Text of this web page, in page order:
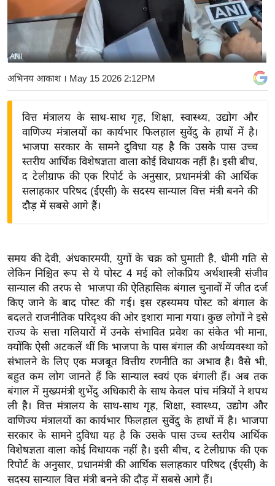
र्रा
ष्ट्री
बि
ज़
ने
द्यो
ष
ज्ञ
रा
य
ब
ज
ट
खे
ल
क्रि
के
ट
I
P
ANI
अभिनय आकाश। May 15 2026 2:12PM
वित्त मंत्रालय के साथ-साथ गृह, शिक्षा, स्वास्थ्य, उद्योग और
वाणिज्य मंत्रालयों का कार्यभार फिलहाल सुवेंदु के हाथों में है।
भाजपा सरकार के सामने दुविधा यह है कि उसके पास उच्च
स्तरीय आर्थिक विशेषज्ञता वाला कोई विधायक नहीं है। इसी बीच,
द टेलीग्राफ की एक रिपोर्ट के अनुसार, प्रधानमंत्री की आर्थिक
सलाहकार परिषद (ईएसी) के सदस्य सान्याल वित्त मंत्री बनने की
दौड़ में सबसे आगे हैं।
समय की देवी, अंधकारमयी, युगों के चक्र को घुमाती है, धीमी गति से
लेकिन निश्चित रूप से ये पोस्ट 4 मई को लोकप्रिय अर्थशास्त्री संजीव
सान्याल की तरफ से भाजपा की ऐतिहासिक बंगाल चुनावों में जीत दर्ज
किए जाने के बाद पोस्ट की गई। इस रहस्यमय पोस्ट को बंगाल के
बदलते राजनीतिक परिदृश्य की ओर इशारा माना गया। कुछ लोगों ने इसे
राज्य के सत्ता गलियारों में उनके संभावित प्रवेश का संकेत भी माना,
क्योंकि ऐसी अटकलें थीं कि भाजपा के पास बंगाल की अर्थव्यवस्था को
संभालने के लिए एक मजबूत वित्तीय रणनीति का अभाव है। वैसे भी,
बहुत कम लोग जानते हैं कि सान्याल स्वयं एक बंगाली हैं। अब तक
बंगाल में मुख्यमंत्री शुभेंदु अधिकारी के साथ केवल पांच मंत्रियों ने शपथ
ली है। वित्त मंत्रालय के साथ-साथ गृह, शिक्षा, स्वास्थ्य, उद्योग और
वाणिज्य मंत्रालयों का कार्यभार फिलहाल सुवेंदु के हाथों में है। भाजपा
सरकार के सामने दुविधा यह है कि उसके पास उच्च स्तरीय आर्थिक
विशेषज्ञता वाला कोई विधायक नहीं है। इसी बीच, द टेलीग्राफ की एक
रिपोर्ट के अनुसार, प्रधानमंत्री की आर्थिक सलाहकार परिषद (ईएसी) के
सदस्य सान्याल वित्त मंत्री बनने की दौड़ में सबसे आगे हैं।